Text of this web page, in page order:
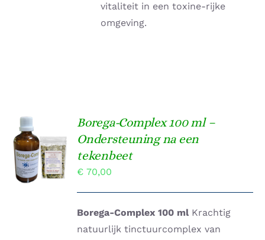
vitaliteit in een toxine-rijke
omgeving.
TOEVOEGEN
AAN
WINKELWAGEN
DETAILS
Borega-Complex 100 ml –
Ondersteuning na een
tekenbeet
€ 70,00
Borega-Complex 100 ml Krachtig
natuurlijk tinctuurcomplex van